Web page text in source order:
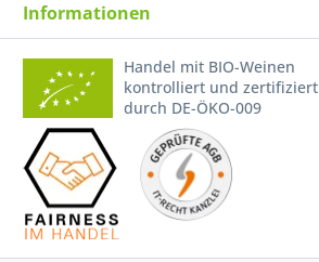
Informationen
Handel mit BIO-Weinen
kontrolliert und zertifiziert
durch DE-ÖKO-009